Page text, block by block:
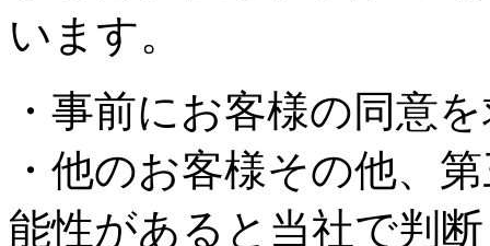
います。
・事前にお客様の同意
・他のお客様その他、
能性があると当社で判